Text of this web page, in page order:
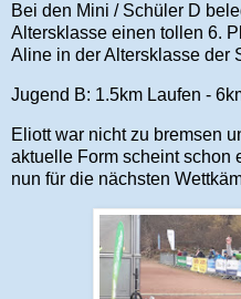
Bei den Mini / Schüler D
Altersklasse einen tollen 6.
Aline in der Altersklasse der
Jugend B: 1.5km Laufen -
Eliott war nicht zu bremsen
aktuelle Form scheint schon
nun für die nächsten